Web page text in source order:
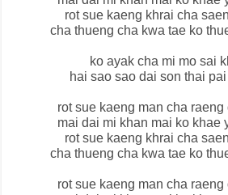
rot sue kaeng khrai cha
cha thueng cha kwa tae ko
ko ayak cha mi mo sai
hai sao sao dai son thai
rot sue kaeng man cha
mai dai mi khan mai ko khae
rot sue kaeng khrai cha
cha thueng cha kwa tae ko
rot sue kaeng man cha